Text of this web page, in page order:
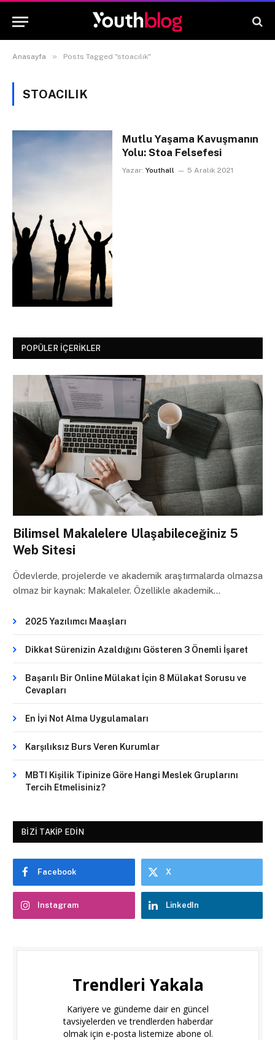
Anasayfa » Posts Tagged "stoacılık"
STOACILIK
Mutlu Yaşama Kavuşmanın
Yolu: Stoa Felsefesi
Yazar: Youthall 5 Aralık 2021
POPÜLER İÇERIKLER
Bilimsel Makalelere Ulaşabileceğiniz 5
Web Sitesi
Ödevlerde, projelerde ve akademik araştırmalarda olmazsa
olmaz bir kaynak: Makaleler. Özellikle akademik…
2025 Yazılımcı Maaşları
Dikkat Sürenizin Azaldığını Gösteren 3 Önemli İşaret
Başarılı Bir Online Mülakat İçin 8 Mülakat Sorusu ve
Cevapları
En İyi Not Alma Uygulamaları
Karşılıksız Burs Veren Kurumlar
MBTI Kişilik Tipinize Göre Hangi Meslek Gruplarını
Tercih Etmelisiniz?
BIZI TAKIP EDIN
Facebook X
Instagram LinkedIn
Trendleri Yakala
Kariyere ve gündeme dair en güncel
tavsiyelerden ve trendlerden haberdar
olmak için e-posta listemize abone ol.